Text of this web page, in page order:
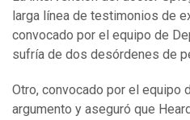
larga línea de testimonios de
convocado por el equipo de
sufría de dos desórdenes de
Otro, convocado por el equipo
argumento y aseguró que